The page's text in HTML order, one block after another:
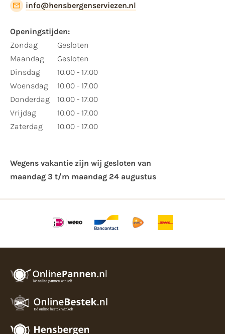
info@hensbergenserviezen.nl
Openingstijden:
Zondag
Maandag
Dinsdag
Woensdag
Donderdag
Vrijdag
Zaterdag
Gesloten
Gesloten
10.00 - 17.00
10.00 - 17.00
10.00 - 17.00
10.00 - 17.00
10.00 - 17.00
Wegens vakantie zijn wij gesloten van ​
maandag 3 t/m maandag 24 augustus